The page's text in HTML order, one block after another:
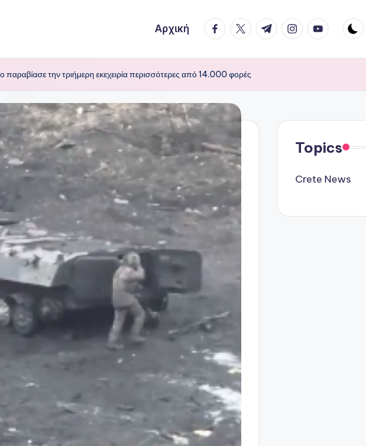
Αρχική facebook.com
twitter.com
t.me instagram.com
youtube.com
παραβίασε την τριήμερη εκεχειρία περισσότερες από 14.000 φορές
Topics
Crete News